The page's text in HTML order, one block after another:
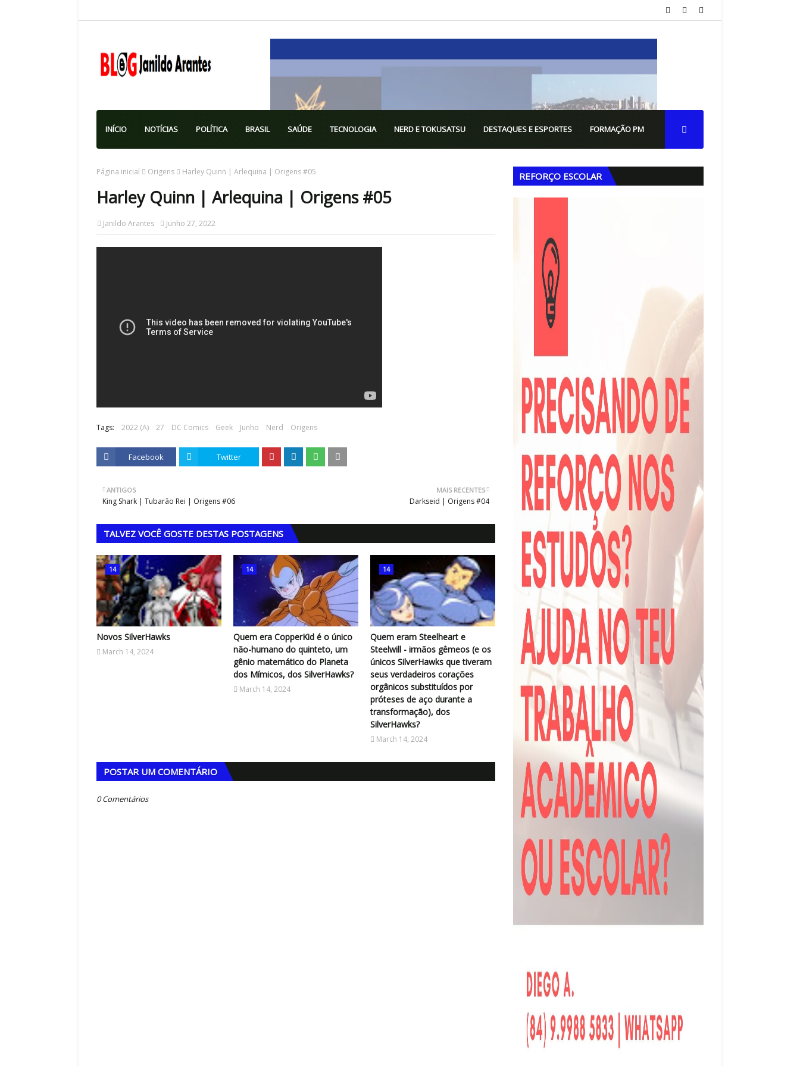
INÍCIO NOTÍCIAS POLÍTICA BRASIL SAÚDE TECNOLOGIA NERD E TOKUSATSU DESTAQUES E ESPORTES FORMAÇÃO PM
Página inicial Origens Harley Quinn | Arlequina | Origens #05
Harley Quinn | Arlequina | Origens #05
Janildo Arantes Junho 27, 2022
Tags: 2022 (A) 27 DC Comics Geek Junho Nerd Origens
Facebook Twitter
MAIS RECENTES
Darkseid | Origens #04
ANTIGOS
King Shark | Tubarão Rei | Origens #06
TALVEZ VOCÊ GOSTE DESTAS POSTAGENS
14
Novos SilverHawks
March 14, 2024
14
Quem era CopperKid é o único
não-humano do quinteto, um
gênio matemático do Planeta
dos Mímicos, dos SilverHawks?
March 14, 2024
14
Quem eram Steelheart e
Steelwill - irmãos gêmeos (e os
únicos SilverHawks que tiveram
seus verdadeiros corações
orgânicos substituídos por
próteses de aço durante a
transformação), dos
SilverHawks?
March 14, 2024
POSTAR UM COMENTÁRIO
0 Comentários
REFORÇO ESCOLAR